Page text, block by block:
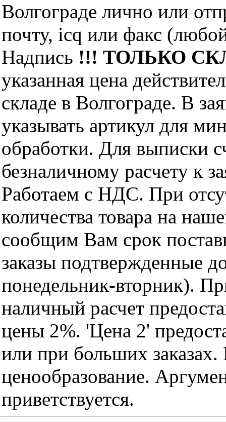
Волгограде лично или
почту, icq или факс
Надпись !!! ТОЛЬКО
указанная цена
складе в Волгограде. В
указывать артикул для
обработки. Для выписки
безналичному расчету к
Работаем с НДС. При
количества товара на
сообщим Вам срок
заказы подтвержденные
понедельник-вторник).
наличный расчет
цены 2%. 'Цена 2'
или при больших
ценообразование.
приветствуется.